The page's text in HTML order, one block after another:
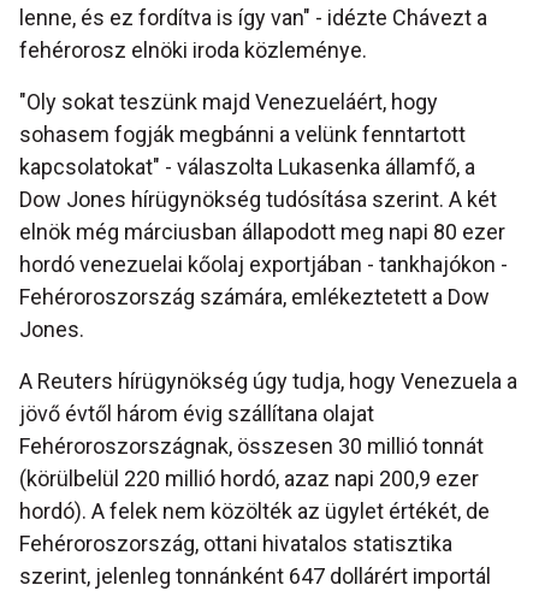
lenne, és ez fordítva is így van" - idézte Chávezt a
fehérorosz elnöki iroda közleménye.
"Oly sokat teszünk majd Venezueláért, hogy
sohasem fogják megbánni a velünk fenntartott
kapcsolatokat" - válaszolta Lukasenka államfő, a
Dow Jones hírügynökség tudósítása szerint. A két
elnök még márciusban állapodott meg napi 80 ezer
hordó venezuelai kőolaj exportjában - tankhajókon -
Fehéroroszország számára, emlékeztetett a Dow
Jones.
A Reuters hírügynökség úgy tudja, hogy Venezuela a
jövő évtől három évig szállítana olajat
Fehéroroszországnak, összesen 30 millió tonnát
(körülbelül 220 millió hordó, azaz napi 200,9 ezer
hordó). A felek nem közölték az ügylet értékét, de
Fehéroroszország, ottani hivatalos statisztika
szerint, jelenleg tonnánként 647 dollárért importál